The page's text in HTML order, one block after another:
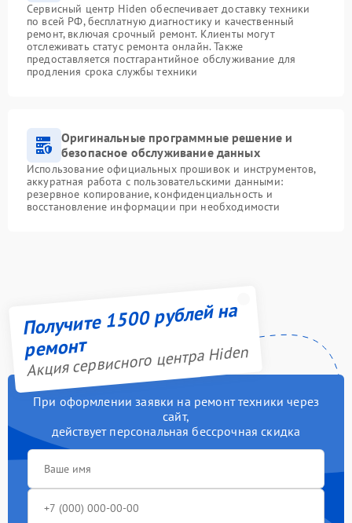
Сервисный центр Hiden обеспечивает доставку техники
по всей РФ, бесплатную диагностику и качественный
ремонт, включая срочный ремонт. Клиенты могут
отслеживать статус ремонта онлайн. Также
предоставляется постгарантийное обслуживание для
продления срока службы техники
Оригинальные программные решение и
безопасное обслуживание данных
Использование официальных прошивок и инструментов,
аккуратная работа с пользовательскими данными:
резервное копирование, конфиденциальность и
восстановление информации при необходимости
Получите 1500 рублей на
ремонт
Акция сервисного центра Hiden
При оформлении заявки на ремонт техники через
сайт,
действует персональная бессрочная скидка